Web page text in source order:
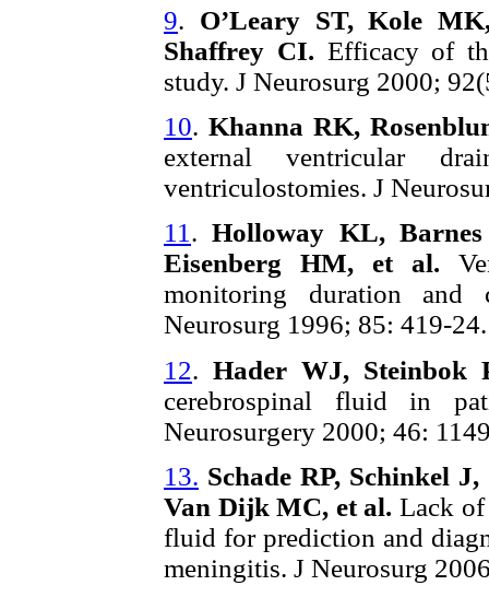
9. O’Leary ST, Kole
Shaffrey CI. Efficacy of
study. J Neurosurg 2000;
10. Khanna RK,
external ventricular
ventriculostomies. J
11. Holloway KL,
Eisenberg HM, et al.
monitoring duration and
Neurosurg 1996; 85: 419-24.
12. Hader WJ, Steinbok
cerebrospinal fluid in
Neurosurgery 2000; 46:
13. Schade RP, Schinkel
Van Dijk MC, et al. Lack of
fluid for prediction and
meningitis. J Neurosurg